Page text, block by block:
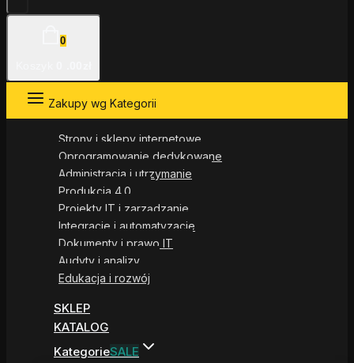
0
Zakupy wg Kategorii
Strony i sklepy internetowe
Oprogramowanie dedykowane
Administracja i utrzymanie
Produkcja 4.0
Projekty IT i zarządzanie
Integracje i automatyzacje
Dokumenty i prawo IT
Audyty i analizy
Edukacja i rozwój
SKLEP
KATALOG
KategorieSALE